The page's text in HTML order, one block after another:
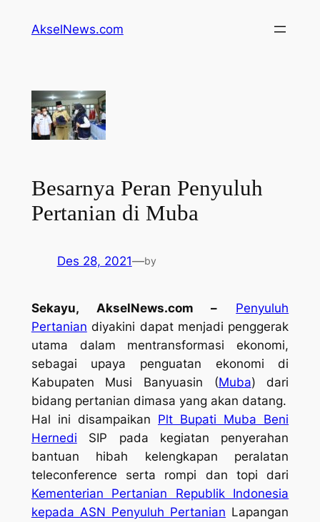
AkselNews.com
Besarnya Peran Penyuluh
Pertanian di Muba
Des 28, 2021—by
Sekayu, AkselNews.com –
Penyuluh
Pertanian diyakini dapat menjadi penggerak
utama dalam mentransformasi ekonomi,
sebagai upaya penguatan ekonomi di
Kabupaten Musi Banyuasin (Muba) dari
bidang pertanian dimasa yang akan datang.
Hal ini disampaikan Plt Bupati Muba Beni
Hernedi SIP pada kegiatan penyerahan
bantuan hibah kelengkapan peralatan
teleconference serta rompi dan topi dari
Kementerian Pertanian Republik Indonesia
kepada ASN Penyuluh Pertanian Lapangan